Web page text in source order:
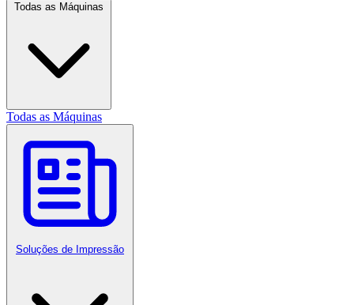
Todas as Máquinas
Todas as Máquinas
Soluções de Impressão